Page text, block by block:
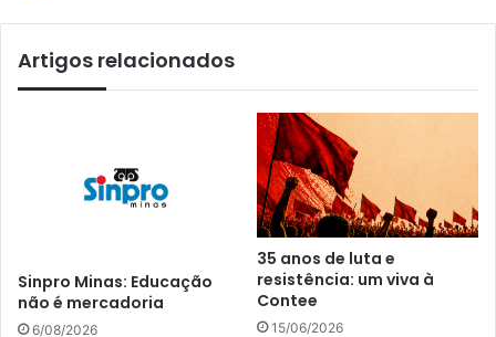
Artigos relacionados
Sinpro Minas: Educação
não é mercadoria
6/08/2026
35 anos de luta e
resistência: um viva à
Contee
15/06/2026